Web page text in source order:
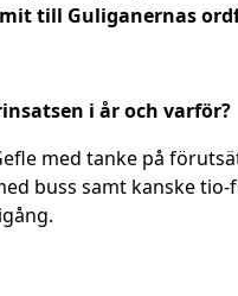
till Guliganernas
i år och varför?
med tanke på
buss samt kanske